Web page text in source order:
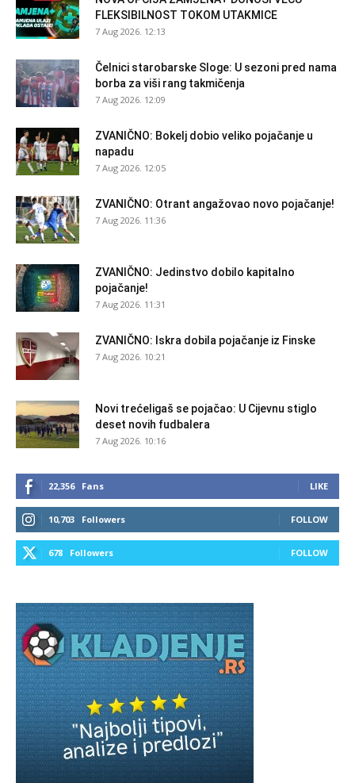
FLEKSIBILNOST TOKOM UTAKMICE
7 Aug 2026. 12:13
Čelnici starobarske Sloge: U sezoni pred nama
borba za viši rang takmičenja
7 Aug 2026. 12:09
ZVANIČNO: Bokelj dobio veliko pojačanje u
napadu
7 Aug 2026. 12:05
ZVANIČNO: Otrant angažovao novo pojačanje!
7 Aug 2026. 11:36
ZVANIČNO: Jedinstvo dobilo kapitalno
pojačanje!
7 Aug 2026. 11:31
ZVANIČNO: Iskra dobila pojačanje iz Finske
7 Aug 2026. 10:21
Novi trećeligaš se pojačao: U Cijevnu stiglo
deset novih fudbalera
7 Aug 2026. 10:16
22,356 Fans LIKE
10,703 Followers FOLLOW
678 Followers FOLLOW